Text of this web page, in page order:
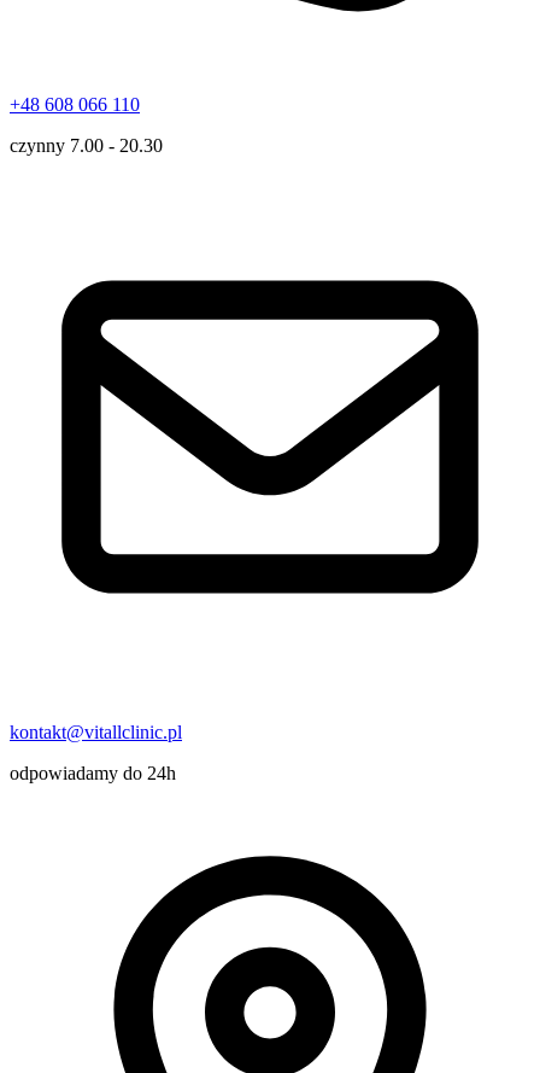
+48 608 066 110
czynny 7.00 - 20.30
kontakt@vitallclinic.pl
odpowiadamy do 24h